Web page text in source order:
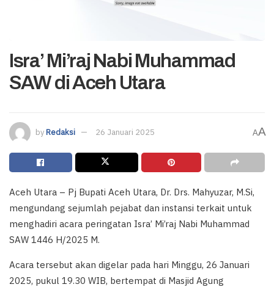
Isra’ Mi’raj Nabi Muhammad
SAW di Aceh Utara
byRedaksi 26 Januari 2025 AA
Aceh Utara – Pj Bupati Aceh Utara, Dr. Drs. Mahyuzar, M.Si,
mengundang sejumlah pejabat dan instansi terkait untuk
menghadiri acara peringatan Isra’ Mi’raj Nabi Muhammad
SAW 1446 H/2025 M.
Acara tersebut akan digelar pada hari Minggu, 26 Januari
2025, pukul 19.30 WIB, bertempat di Masjid Agung